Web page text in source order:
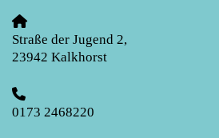
Straße der Jugend 2,
23942Kalkhorst
0173 2468220